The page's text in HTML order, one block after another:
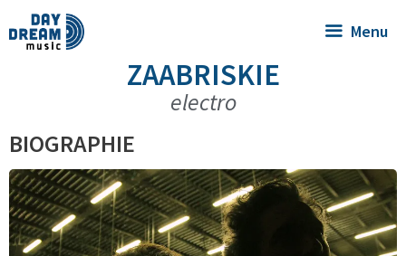
Menu
ZAABRISKIE
electro
BIOGRAPHIE